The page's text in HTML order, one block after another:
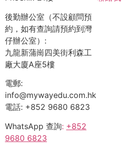
後勤辦公室（不設顧問預
約，如有查詢請預約到灣
仔辦公室）:
九龍新蒲崗四美街利森工
廠大廈A座5樓
電郵:
info@mywayedu.com.hk
電話: +852 9680 6823
WhatsApp 查詢: +852
9680 6823